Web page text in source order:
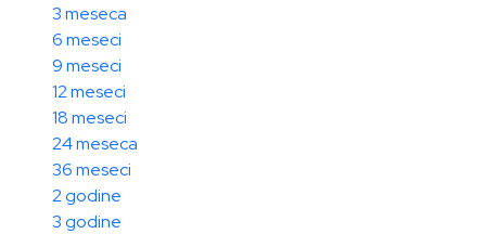
3 meseca
6 meseci
9 meseci
12 meseci
18 meseci
24 meseca
36 meseci
2 godine
3 godine